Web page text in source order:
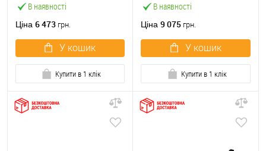
В наявності
Ціна 6 473 грн.
У кошик
Купити в 1 клік
В наявності
Ціна 9 075 грн.
У кошик
Купити в 1 клік